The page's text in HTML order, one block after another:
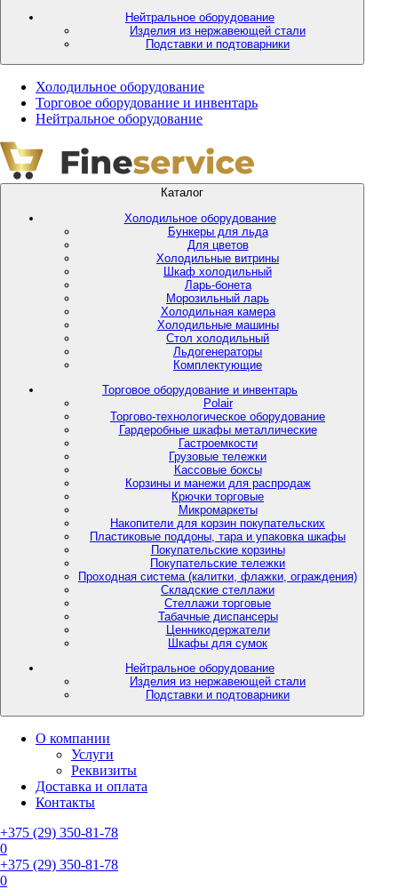
Нейтральное оборудование
Изделия из нержавеющей стали
Подставки и подтоварники
Холодильное оборудование
Торговое оборудование и инвентарь
Нейтральное оборудование
Каталог
Холодильное оборудование
Бункеры для льда
Для цветов
Холодильные витрины
Шкаф холодильный
Ларь-бонета
Морозильный ларь
Холодильная камера
Холодильные машины
Стол холодильный
Льдогенераторы
Комплектующие
Торговое оборудование и инвентарь
Polair
Торгово-технологическое оборудование
Гардеробные шкафы металлические
Гастроемкости
Грузовые тележки
Кассовые боксы
Корзины и манежи для распродаж
Крючки торговые
Микромаркеты
Накопители для корзин покупательских
Пластиковые поддоны, тара и упаковка шкафы
Покупательские корзины
Покупательские тележки
Проходная система (калитки, флажки, ограждения)
Складские стеллажи
Стеллажи торговые
Табачные диспансеры
Ценникодержатели
Шкафы для сумок
Нейтральное оборудование
Изделия из нержавеющей стали
Подставки и подтоварники
О компании
Услуги
Реквизиты
Доставка и оплата
Контакты
+375 (29) 350-81-78
0
+375 (29) 350-81-78
0